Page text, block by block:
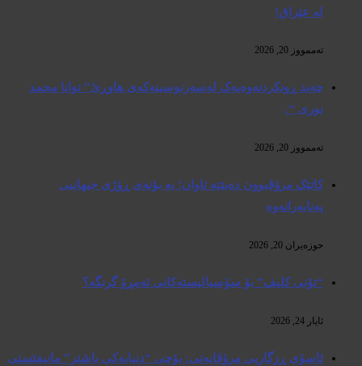
لە عێراق!
تەممووز 20, 2026
چەند ڕونکردنەوەیەک لەسەرنوسینەکەی هاوڕێ” توانا محمد
نوری “.
تەممووز 20, 2026
کاتێک مرۆڤبوون دەبێتە تاوان؛ بە بۆنەی ڕۆژی جیهانیی
پەنابەرانەوە
حوزه‌یران 20, 2026
“تۆنی کلیف” بۆ سۆسیالیستەکانی ئەمڕۆ گرنگە؟
ئایار 24, 2026
ئاسۆی ڕزگاریی مرۆڤایەتی: بۆچی “دنیایەکی باشتر” مانیفێستی